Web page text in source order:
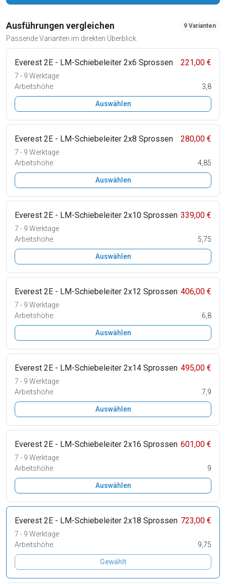
Ausführungen vergleichen
Passende Varianten im direkten Überblick.
9 Varianten
Everest 2E - LM-Schiebeleiter 2x6 Sprossen 221,00 €
7 - 9 Werktage
Arbeitshöhe:
3,8
Auswählen
Everest 2E - LM-Schiebeleiter 2x8 Sprossen 280,00 €
7 - 9 Werktage
Arbeitshöhe:
4,85
Auswählen
Everest 2E - LM-Schiebeleiter 2x10 Sprossen 339,00 €
7 - 9 Werktage
Arbeitshöhe:
5,75
Auswählen
Everest 2E - LM-Schiebeleiter 2x12 Sprossen 406,00 €
7 - 9 Werktage
Arbeitshöhe:
6,8
Auswählen
Everest 2E - LM-Schiebeleiter 2x14 Sprossen 495,00 €
7 - 9 Werktage
Arbeitshöhe:
7,9
Auswählen
Everest 2E - LM-Schiebeleiter 2x16 Sprossen 601,00 €
7 - 9 Werktage
Arbeitshöhe:
9
Auswählen
Everest 2E - LM-Schiebeleiter 2x18 Sprossen 723,00 €
7 - 9 Werktage
Arbeitshöhe:
9,75
Gewählt